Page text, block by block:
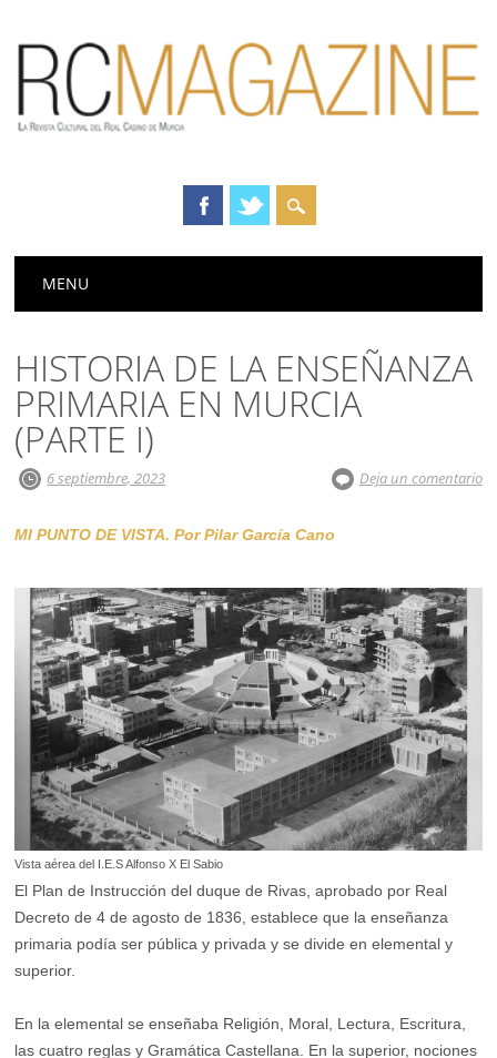
Menú principal
MENU
HISTORIA DE LA ENSEÑANZA
PRIMARIA EN MURCIA
(PARTE I)
6 septiembre, 2023 Deja un comentario
MI PUNTO DE VISTA. Por Pilar García Cano
Vista aérea del I.E.S Alfonso X El Sabio
El Plan de Instrucción del duque de Rivas, aprobado por Real
Decreto de 4 de agosto de 1836, establece que la enseñanza
primaria podía ser pública y privada y se divide en elemental y
superior.
En la elemental se enseñaba Religión, Moral, Lectura, Escritura,
las cuatro reglas y Gramática Castellana. En la superior, nociones